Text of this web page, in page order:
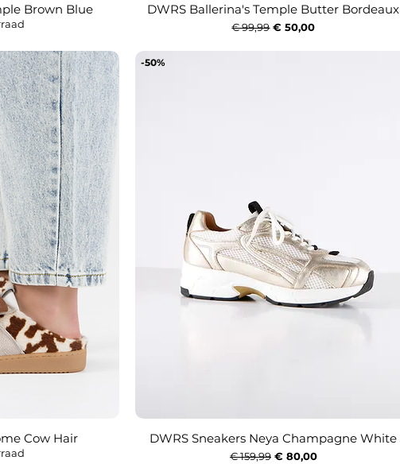
Brown Blue Snel overzicht
DWRS Ballerina's Temple Butter Bordeaux
Normale prijs
€ 99,99 Verkoopprijs
€ 50,00
Cow Hair Snel overzicht
-50%
DWRS Sneakers Neya Champagne White
Normale prijs
€ 159,99 Verkoopprijs
€ 80,00